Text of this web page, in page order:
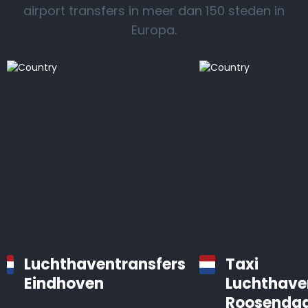
airport transfers in meer dan 150 steden in
Europa.
Luchthaventransfers
Eindhoven
Taxi